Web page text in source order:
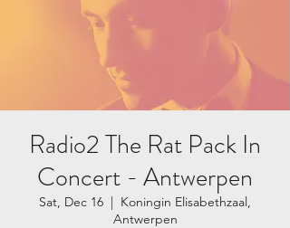
Radio2 The Rat Pack In
Concert - Antwerpen
Sat, Dec 16
  |
Koningin Elisabethzaal,
Antwerpen